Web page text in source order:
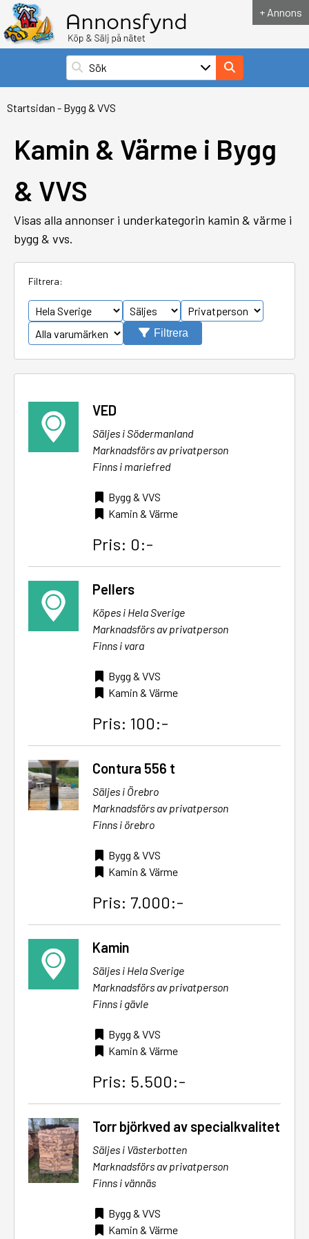
+ Annons
Startsidan - Bygg & VVS
Kamin & Värme i Bygg
& VVS
Visas alla annonser i underkategorin kamin & värme i
bygg & vvs.
Filtrera:
Filtrera
VED
Säljes i Södermanland
Marknadsförs av privatperson
Finns i mariefred
Bygg & VVS
Kamin & Värme
Pris: 0:-
Pellers
Köpes i Hela Sverige
Marknadsförs av privatperson
Finns i vara
Bygg & VVS
Kamin & Värme
Pris: 100:-
Contura 556 t
Säljes i Örebro
Marknadsförs av privatperson
Finns i örebro
Bygg & VVS
Kamin & Värme
Pris: 7.000:-
Kamin
Säljes i Hela Sverige
Marknadsförs av privatperson
Finns i gävle
Bygg & VVS
Kamin & Värme
Pris: 5.500:-
Torr björkved av specialkvalitet
Säljes i Västerbotten
Marknadsförs av privatperson
Finns i vännäs
Bygg & VVS
Kamin & Värme